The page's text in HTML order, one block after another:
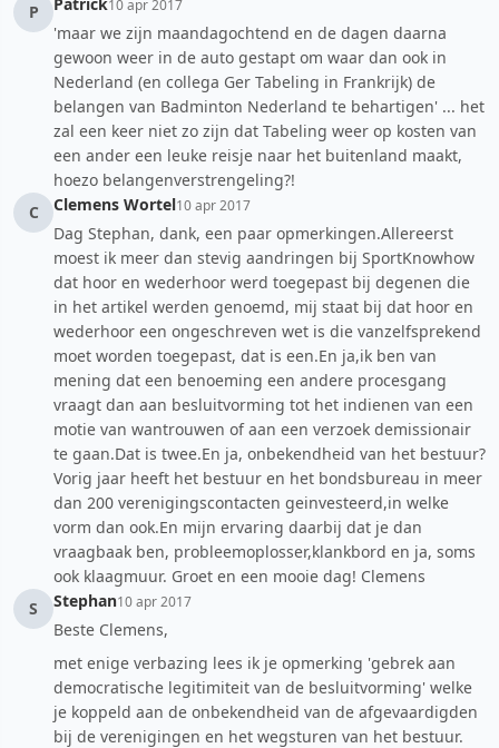
P 10 apr 2017
'maar we zijn maandagochtend en de dagen daarna
gewoon weer in de auto gestapt om waar dan ook in
Nederland (en collega Ger Tabeling in Frankrijk) de
belangen van Badminton Nederland te behartigen' ... het
zal een keer niet zo zijn dat Tabeling weer op kosten van
een ander een leuke reisje naar het buitenland maakt,
hoezo belangenverstrengeling?!
C
Clemens Wortel10 apr 2017
Dag Stephan, dank, een paar opmerkingen.Allereerst
moest ik meer dan stevig aandringen bij SportKnowhow
dat hoor en wederhoor werd toegepast bij degenen die
in het artikel werden genoemd, mij staat bij dat hoor en
wederhoor een ongeschreven wet is die vanzelfsprekend
moet worden toegepast, dat is een.En ja,ik ben van
mening dat een benoeming een andere procesgang
vraagt dan aan besluitvorming tot het indienen van een
motie van wantrouwen of aan een verzoek demissionair
te gaan.Dat is twee.En ja, onbekendheid van het bestuur?
Vorig jaar heeft het bestuur en het bondsbureau in meer
dan 200 verenigingscontacten geinvesteerd,in welke
vorm dan ook.En mijn ervaring daarbij dat je dan
vraagbaak ben, probleemoplosser,klankbord en ja, soms
ook klaagmuur. Groet en een mooie dag! Clemens
S
Stephan10 apr 2017
Beste Clemens,
met enige verbazing lees ik je opmerking 'gebrek aan
democratische legitimiteit van de besluitvorming' welke
je koppeld aan de onbekendheid van de afgevaardigden
bij de verenigingen en het wegsturen van het bestuur.